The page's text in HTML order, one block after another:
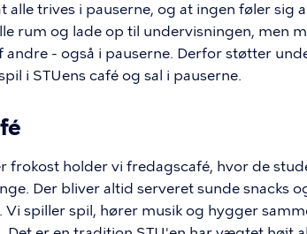
alle trives i pauserne, og at ingen føler sig
rum og lade op til undervisningen, men
andre - også i pauserne. Derfor støtter
i STUens café og sal i pauserne.
frokost holder vi fredagscafé, hvor de
Der bliver altid serveret sunde snacks
spiller spil, hører musik og hygger